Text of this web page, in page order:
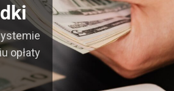
opłaty